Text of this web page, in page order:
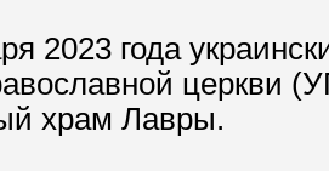
2023 года
церкви
храм Лавры.